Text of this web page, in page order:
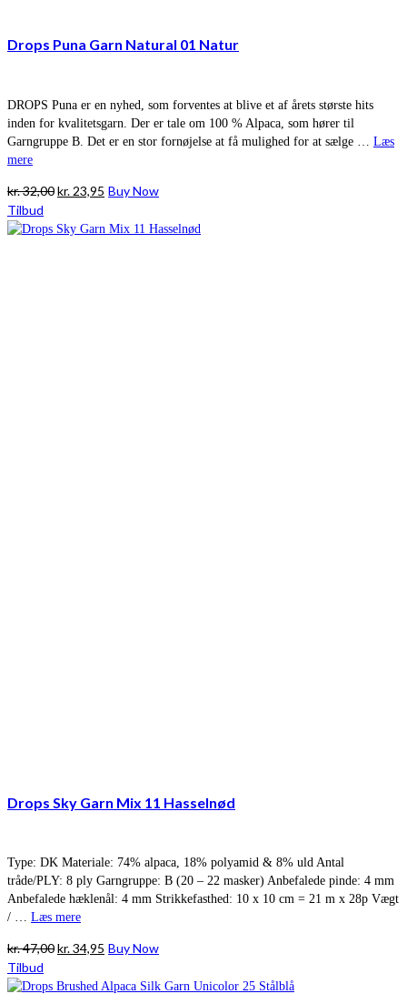
Drops Puna Garn Natural 01 Natur
DROPS Puna er en nyhed, som forventes at blive et af årets største hits
inden for kvalitetsgarn. Der er tale om 100 % Alpaca, som hører til
Garngruppe B. Det er en stor fornøjelse at få mulighed for at sælge … Læs
mere
kr.32,00Den
pris
kr. 23,95 Den
pris
Buy Now
Tilbud
Drops Sky Garn Mix 11 Hasselnød
Type: DK Materiale: 74% alpaca, 18% polyamid & 8% uld Antal
tråde/PLY: 8 ply Garngruppe: B (20 – 22 masker) Anbefalede pinde: 4 mm
Anbefalede hæklenål: 4 mm Strikkefasthed: 10 x 10 cm = 21 m x 28p Vægt
/ … Læs mere
kr.47,00Den
pris
kr.34,95 Den
pris
Buy Now
Tilbud